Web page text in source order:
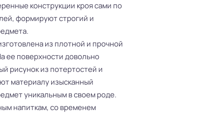
конструкции кроя сами по
формируют строгий и
из плотной и прочной
ее поверхности довольно
рисунок из потертостей и
материалу изысканный
уникальным в своем роде.
напиткам, со временем